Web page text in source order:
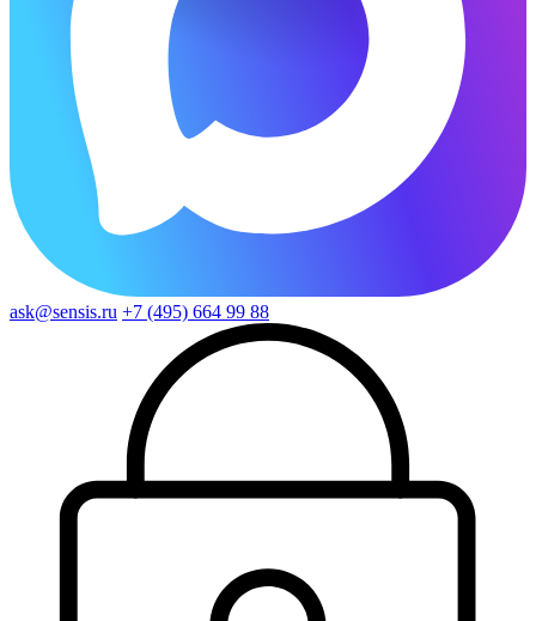
ask@sensis.ru +7 (495) 664 99 88